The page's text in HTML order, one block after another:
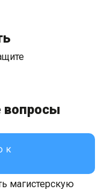
вопросы
к
магистерскую